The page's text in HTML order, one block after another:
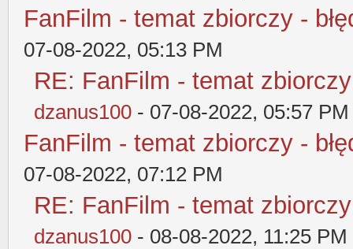
FanFilm - temat zbiorczy -
07-08-2022, 05:13 PM
RE: FanFilm - temat
dzanus100 - 07-08-2022, 05:57 PM
FanFilm - temat zbiorczy -
07-08-2022, 07:12 PM
RE: FanFilm - temat
dzanus100 - 08-08-2022, 11:25 PM